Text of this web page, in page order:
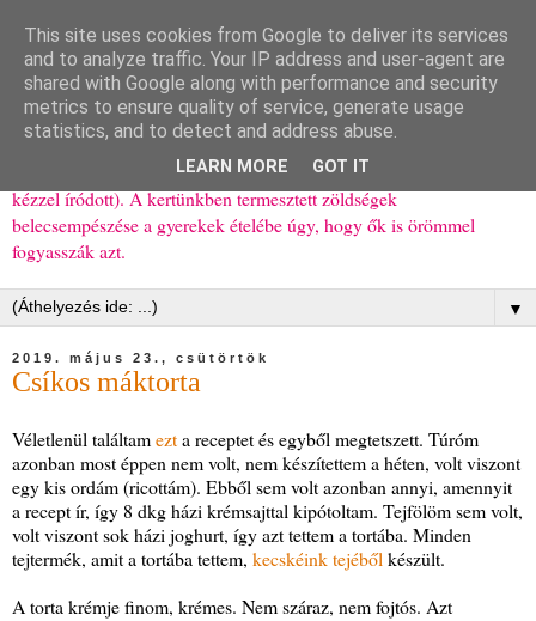
Ízőrző
Kisgyerekes család kipróbált, többnyire egészséges ételeket
bemutató receptjei a mindennapokra (mert a papírfecniket folyton
elhagyom) és gyerekeimnek ajándékba (mint régen, csak ez nem
kézzel íródott). A kertünkben termesztett zöldségek
belecsempészése a gyerekek ételébe úgy, hogy ők is örömmel
fogyasszák azt.
▼
2019. május 23., csütörtök
Csíkos máktorta
Véletlenül találtamezta receptet és egyből megtetszett. Túróm
azonban most éppen nem volt, nem készítettem a héten, volt viszont
egy kis ordám (ricottám). Ebből sem volt azonban annyi, amennyit
a recept ír, így 8 dkg házi krémsajttal kipótoltam. Tejfölöm sem volt,
volt viszont sok házi joghurt, így azt tettem a tortába. Minden
tejtermék, amit a tortába tettem, kecskéink tejéből készült.
A torta krémje finom, krémes. Nem száraz, nem fojtós. Azt
This site uses cookies from Google to deliver its services
and to analyze traffic. Your IP address and user-agent are
shared with Google along with performance and security
metrics to ensure quality of service, generate usage
statistics, and to detect and address abuse.
LEARN MORE GOT IT